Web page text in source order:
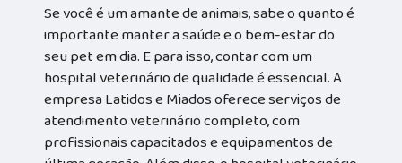
Se você é um amante de animais, sabe o quanto é
importante manter a saúde e o bem-estar do
seu pet em dia. E para isso, contar com um
hospital veterinário de qualidade é essencial. A
empresa Latidos e Miados oferece serviços de
atendimento veterinário completo, com
profissionais capacitados e equipamentos de